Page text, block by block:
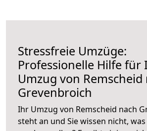
Stressfreie Umzüge:
Professionelle Hilfe für
Umzug von Remscheid
Grevenbroich
Ihr Umzug von Remscheid nach
steht an und Sie wissen nicht,